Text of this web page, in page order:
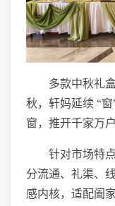
多款中秋礼
秋，轩妈延续 “
窗，推开千家万
针对市场特
分流通、礼渠、
感内核，适配阖